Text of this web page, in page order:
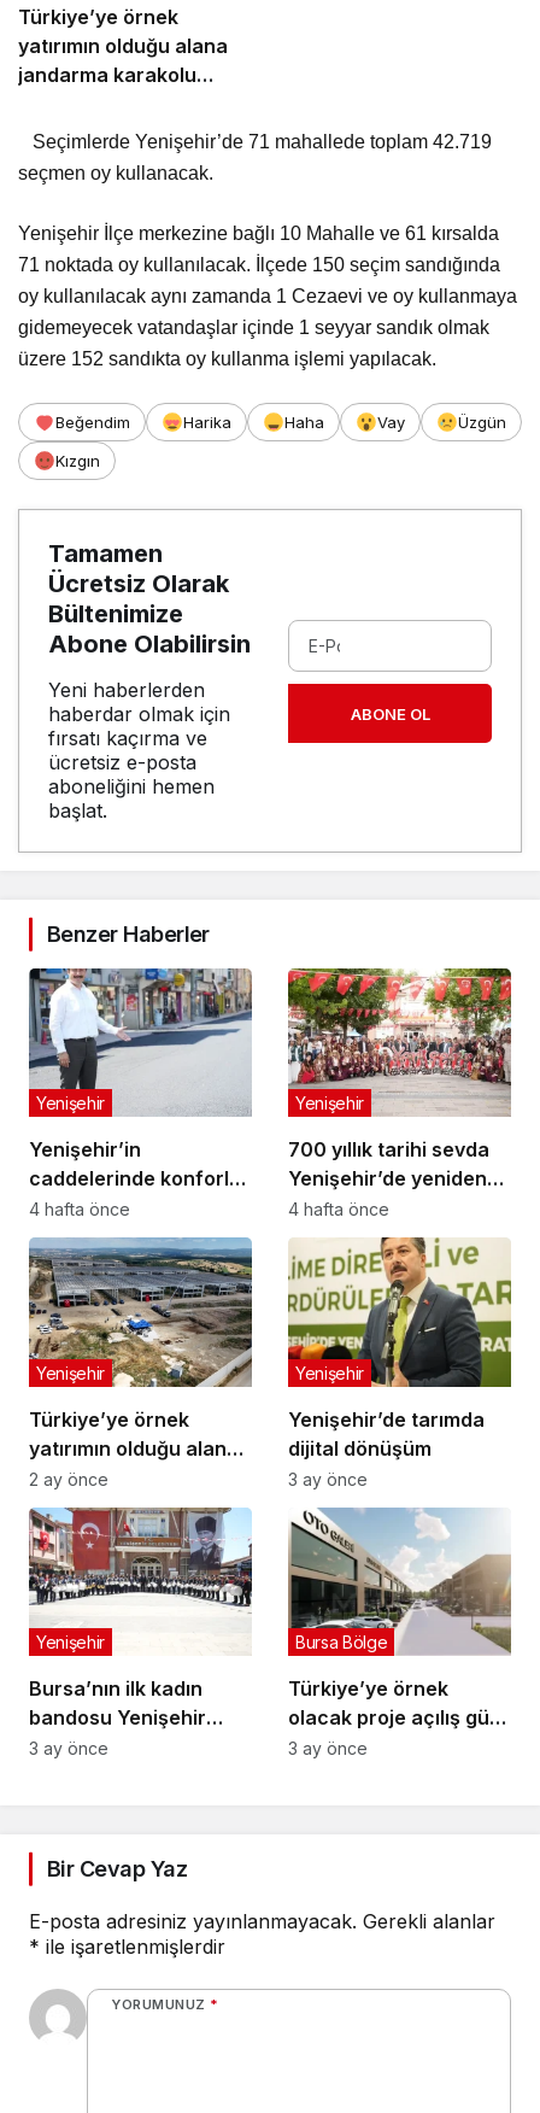
Türkiye’ye örnek
yatırımın olduğu alana
jandarma karakolu
Seçimlerde Yenişehir’de 71 mahallede toplam 42.719
seçmen oy kullanacak.
Yenişehir İlçe merkezine bağlı 10 Mahalle ve 61 kırsalda
71 noktada oy kullanılacak. İlçede 150 seçim sandığında
oy kullanılacak aynı zamanda 1 Cezaevi ve oy kullanmaya
gidemeyecek vatandaşlar içinde 1 seyyar sandık olmak
üzere 152 sandıkta oy kullanma işlemi yapılacak.
Beğendim Harika Haha Vay
Üzgün
Kızgın
Tamamen
Ücretsiz Olarak
Bültenimize
Abone Olabilirsin
Yeni haberlerden
haberdar olmak için
fırsatı kaçırma ve
ücretsiz e-posta
aboneliğini hemen
başlat.
ABONE OL
Benzer Haberler
Yenişehir’in
caddelerinde konforlu
yolculuk
Yenişehir
4 hafta önce
700 yıllık tarihi sevda
Yenişehir’de yeniden
hayat buldu
Yenişehir
4 hafta önce
Türkiye’ye örnek
yatırımın olduğu alana
jandarma karakolu
yapılıyor
Yenişehir
2 ay önce
Yenişehir’de tarımda
dijital dönüşüm
Yenişehir
3 ay önce
Bursa’nın ilk kadın
bandosu Yenişehir
sokaklarında
Yenişehir
3 ay önce
Türkiye’ye örnek
olacak proje açılış gün
sayıyor
Bursa Bölge
3 ay önce
Bir Cevap Yaz
E-posta adresiniz yayınlanmayacak. Gerekli alanlar
* ile işaretlenmişlerdir
YORUMUNUZ *